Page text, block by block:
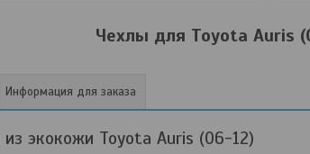
Чехлы для Toyota Auris
Информация для заказа
экокожи Toyota Auris (06-12)